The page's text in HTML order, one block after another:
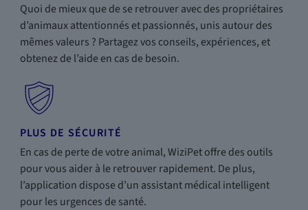
Quoi de mieux que de se retrouver avec des propriétaires
d’animaux attentionnés et passionnés, unis autour des
mêmes valeurs ? Partagez vos conseils, expériences, et
obtenez de l’aide en cas de besoin.
PLUS DE SÉCURITÉ
En cas de perte de votre animal, WiziPet offre des outils
pour vous aider à le retrouver rapidement. De plus,
l’application dispose d’un assistant médical intelligent
pour les urgences de santé.